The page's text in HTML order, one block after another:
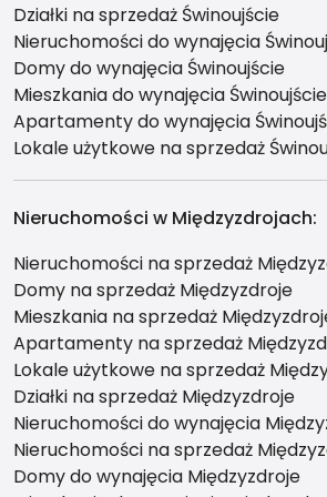
Działki na sprzedaż Świnoujście
Nieruchomości do wynajęcia
Domy do wynajęcia Świnoujście
Mieszkania do wynajęcia Świnoujście
Apartamenty do wynajęcia
Lokale użytkowe na sprzedaż
Nieruchomości w Międzyzdrojach:
Nieruchomości na sprzedaż
Domy na sprzedaż Międzyzdroje
Mieszkania na sprzedaż
Apartamenty na sprzedaż
Lokale użytkowe na sprzedaż
Działki na sprzedaż Międzyzdroje
Nieruchomości do wynajęcia
Nieruchomości na sprzedaż
Domy do wynajęcia Międzyzdroje